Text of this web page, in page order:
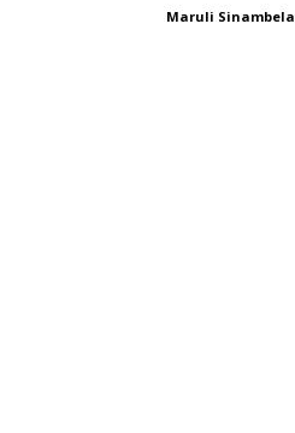
Maruli Sinambela